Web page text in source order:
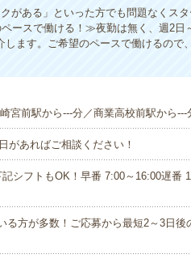
ある」といった方でも問題なくスタ
ースで働ける！≫夜勤は無く、週2日
ます。ご希望のペースで働けるので
宮前駅から---分／商業高校前駅から---
があればご相談ください！
シフトもOK！早番 7:00～16:00遅番
る方が多数！ご応募から最短2～3日後